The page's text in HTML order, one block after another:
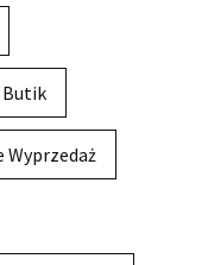
Butik
Wyprzedaż